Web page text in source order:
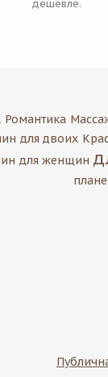
дешевле.
Романтика
для двоих
для женщин